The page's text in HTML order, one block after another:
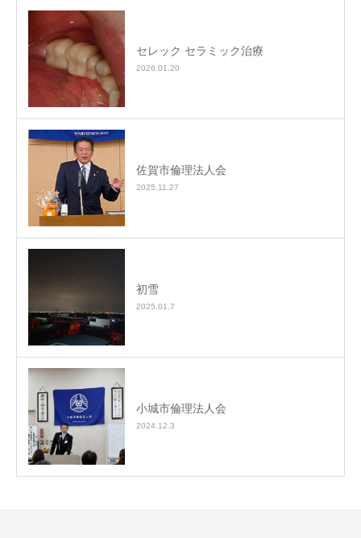
セレック セラミック治療
2026.01.20
佐賀市倫理法人会
2025.11.27
初雪
2025.01.7
小城市倫理法人会
2024.12.3